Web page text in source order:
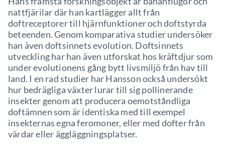
nattfjärilar där han kartlägger allt från
doftreceptorer till hjärnfunktioner och doftstyrda
beteenden. Genom komparativa studier undersöker
han även doftsinnets evolution. Doftsinnets
utveckling har han även utforskat hos kräftdjur som
under evolutionens gång bytt livsmiljö från hav till
land. I en rad studier har Hansson också undersökt
hur bedrägliga växter lurar till sig pollinerande
insekter genom att producera oemotståndliga
doftämnen som är identiska med till exempel
insekternas egna feromoner, eller med dofter från
värdar eller äggläggningsplatser.